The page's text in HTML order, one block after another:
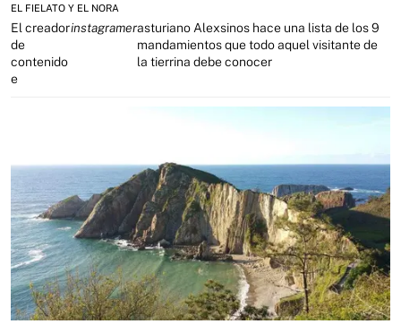
EL FIELATO Y EL NORA
El creador
de
contenido
e
instagramerasturiano Alexsinos hace una lista de los 9
mandamientos que todo aquel visitante de
la tierrina debe conocer